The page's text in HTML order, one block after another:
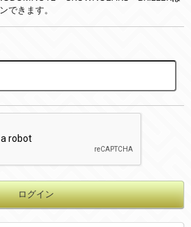
できます。